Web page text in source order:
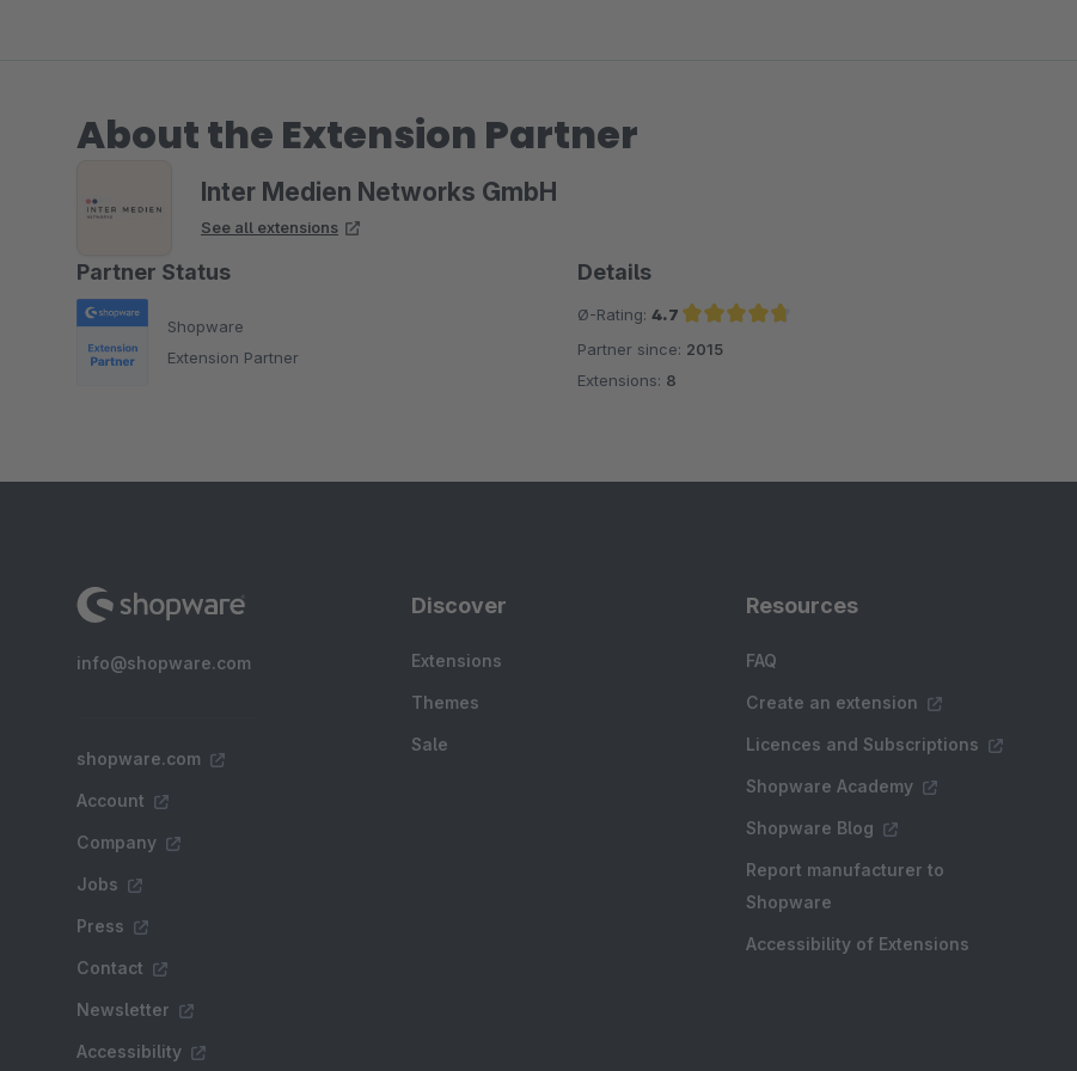
About the Extension Partner
Inter Medien Networks GmbH
See all extensions
Partner Status
Shopware
Extension Partner
Details
Ø-Rating: 4.7
Average rating of 4.7 out of 5 stars
Partner since: 2015
Extensions: 8
info@shopware.com
shopware.com
Account
Company
Jobs
Press
Contact
Newsletter
Accessibility
Discover
Extensions
Themes
Sale
Resources
FAQ
Create an extension
Licences and Subscriptions
Shopware Academy
Shopware Blog
Report manufacturer to
Shopware
Accessibility of Extensions